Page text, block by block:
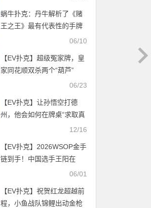
蜗牛扑克：丹牛解析了《赌
王之王》最有代表性的手牌
06/10
【EV扑克】超级冤家牌，皇
家同花顺双杀两个“葫芦”
06/23
【EV扑克】让孙悟空打德
州，他会如何在牌桌“求取真
12/16
【EV扑克】2026WSOP金手
链到手！中国选手王阳在
5000美元底池限注奥马哈锦
06/01
【EV扑克】祝贺红龙超越前
程，小鱼战队锦鲤出动金枪